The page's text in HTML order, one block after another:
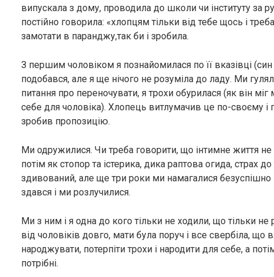
випускала з дому, проводила до школи чи інституту за
постійно говорила: «хлопцям тільки від тебе щось і
замотати в паранджу,так би і зробила.
З першим чоловіком я познайомилася по її вказівці (син
подобався, але я ще нічого не розуміла до ладу. Ми
питання про переночувати, я трохи обурилася (як він
себе для чоловіка). Хлопець витлумачив це по-своєму
зробив пропозицію.
Ми одружилися. Чи треба говорити, що інтимне життя
потім як стопор та істерика, дика раптова огида, страх
здивований, але ще три роки ми намагалися безуспішно
здався і ми розлучилися.
Ми з ним і я одна до кого тільки не ходили, що тільки
від чоловіків довго, мати була поруч і все свербіла, що
народжувати, потерпіти трохи і народити для себе, а
потрібні.